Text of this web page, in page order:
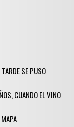
SE PUSO
CUANDO EL VINO